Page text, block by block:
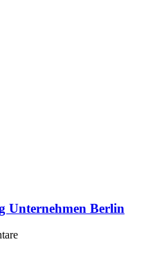
Unternehmen Berlin